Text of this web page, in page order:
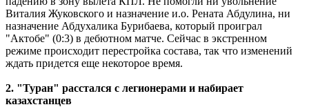
Виталия Жуковского и назначение и.о. Рената Абдулина, ни
назначение Абдухалика Бурибаева, который проиграл
"Актобе" (0:3) в дебютном матче. Сейчас в экстренном
режиме происходит перестройка состава, так что изменений
ждать придется еще некоторое время.
2. "Туран" расстался с легионерами и набирает
казахстанцев